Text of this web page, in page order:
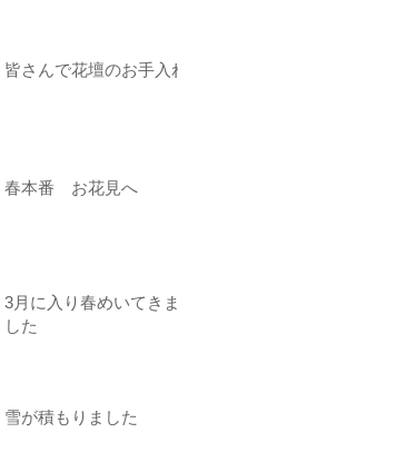
皆さんで花壇のお手入れ
春本番 お花見へ
3月に入り春めいてきま
した
雪が積もりました